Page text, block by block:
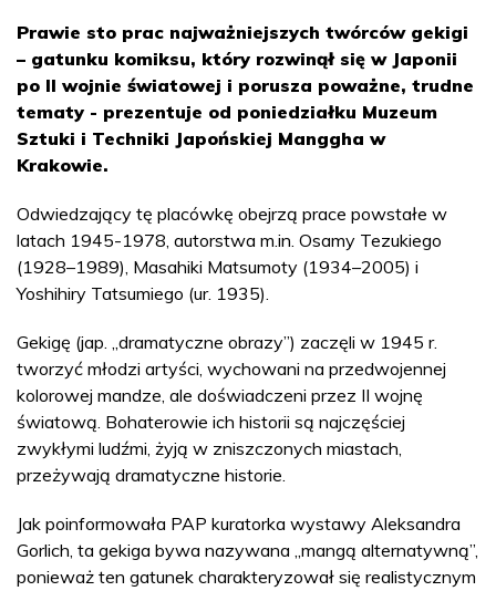
Prawie sto prac najważniejszych twórców gekigi
– gatunku komiksu, który rozwinął się w Japonii
po II wojnie światowej i porusza poważne, trudne
tematy - prezentuje od poniedziałku Muzeum
Sztuki i Techniki Japońskiej Manggha w
Krakowie.
Odwiedzający tę placówkę obejrzą prace powstałe w
latach 1945-1978, autorstwa m.in. Osamy Tezukiego
(1928–1989), Masahiki Matsumoty (1934–2005) i
Yoshihiry Tatsumiego (ur. 1935).
Gekigę (jap. „dramatyczne obrazy”) zaczęli w 1945 r.
tworzyć młodzi artyści, wychowani na przedwojennej
kolorowej mandze, ale doświadczeni przez II wojnę
światową. Bohaterowie ich historii są najczęściej
zwykłymi ludźmi, żyją w zniszczonych miastach,
przeżywają dramatyczne historie.
Jak poinformowała PAP kuratorka wystawy Aleksandra
Gorlich, ta gekiga bywa nazywana „mangą alternatywną”,
ponieważ ten gatunek charakteryzował się realistycznym